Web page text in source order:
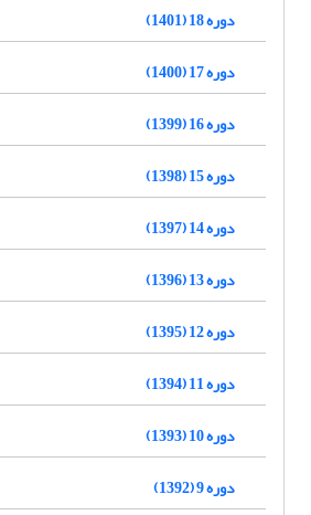
دوره 18 (1401)
دوره 17 (1400)
دوره 16 (1399)
دوره 15 (1398)
دوره 14 (1397)
دوره 13 (1396)
دوره 12 (1395)
دوره 11 (1394)
دوره 10 (1393)
دوره 9 (1392)